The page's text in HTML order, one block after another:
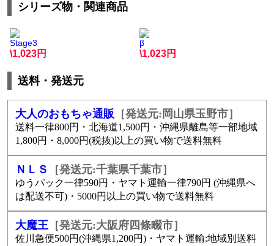
シリーズ物・関連商品
Stage3
\1,023
β
\1,023
送料・発送元
大人のおもちゃ通販 ［発送元:岡山県玉野市］
送料一律800円・北海道1,500円・沖縄県離島等一部地域
1,800円・8,000円(税抜)以上の買い物で送料無料
ＮＬＳ ［発送元:千葉県千葉市］
ゆうパック一律590円・ヤマト運輸一律790円 (沖縄県へ
は配送不可)・5000円以上の買い物で送料無料
大魔王 ［発送元:大阪府四條畷市］
佐川急便500円(沖縄県1,200円)・ヤマト運輸:地域別送料